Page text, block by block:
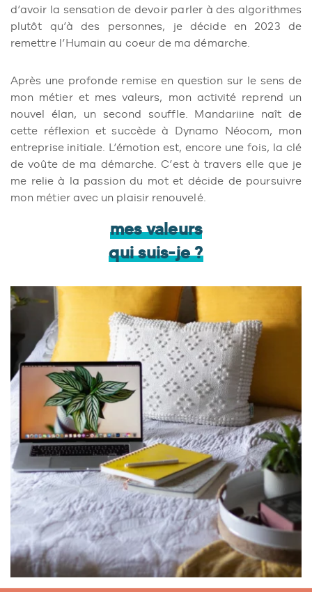
d’avoir la sensation de devoir parler à des algorithmes
plutôt qu’à des personnes, je décide en 2023 de
remettre l’Humain au coeur de ma démarche.
Après une profonde remise en question sur le sens de
mon métier et mes valeurs, mon activité reprend un
nouvel élan, un second souffle. Mandariine naît de
cette réflexion et succède à Dynamo Néocom, mon
entreprise initiale. L’émotion est, encore une fois, la clé
de voûte de ma démarche. C’est à travers elle que je
me relie à la passion du mot et décide de poursuivre
mon métier avec un plaisir renouvelé.
mes valeurs
qui suis-je ?